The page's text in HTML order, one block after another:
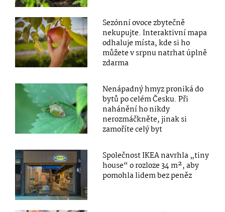
Sezónní ovoce zbytečně
nekupujte. Interaktivní mapa
odhaluje místa, kde si ho
můžete v srpnu natrhat úplně
zdarma
Nenápadný hmyz proniká do
bytů po celém Česku. Při
nahánění ho nikdy
nerozmáčkněte, jinak si
zamoříte celý byt
Společnost IKEA navrhla „tiny
house“ o rozloze 34 m², aby
pomohla lidem bez peněz